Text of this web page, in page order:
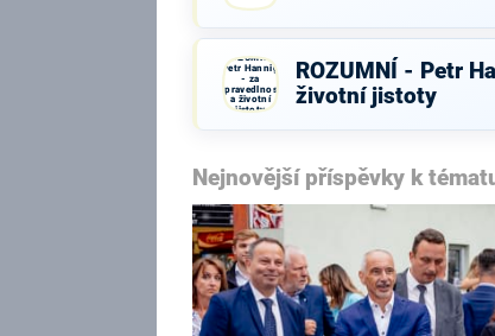
ROZUMNÍ -
Petr Hannig
- za
spravedlnost
a životní
jistoty
ROZUMNÍ - Petr
životní jistoty
Nejnovější příspěvky k